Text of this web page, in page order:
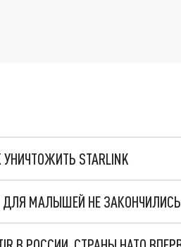
STARLINK
МАЛЫШЕЙ НЕ ЗАКОНЧИЛИСЬ